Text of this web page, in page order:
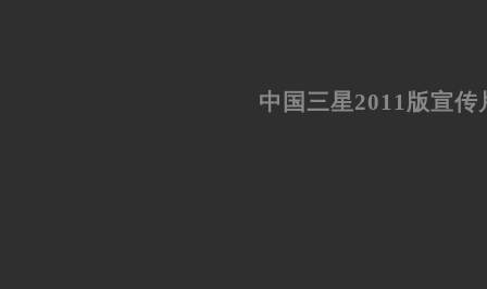
中国三星2011版宣传